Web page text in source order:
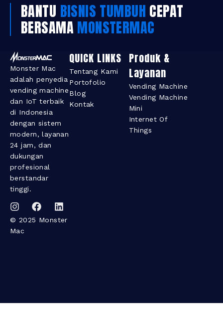
BANTU BISNIS TUMBUH CEPAT
BERSAMAMONSTERMAC
Monster Mac
adalah penyedia
vending machine
dan IoT terbaik
di Indonesia
dengan sistem
modern, layanan
24 jam, dan
dukungan
profesional
berstandar
tinggi.
© 2025 Monster
Mac
QUICK LINKS
Tentang Kami
Portofolio
Blog
Kontak
Produk &
Layanan​
Vending Machine
Vending Machine
Mini
Internet Of
Things